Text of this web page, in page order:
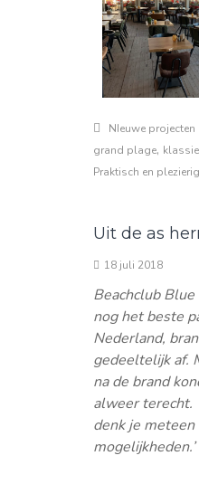
NIeuwe projecten
grand plage,
Praktisch en plezierig
Uit de as
18 juli 2018
Beachclub
nog het beste
Nederland,
gedeeltelijk af.
na de brand
alweer terecht.
denk je meteen
mogelijkheden.’